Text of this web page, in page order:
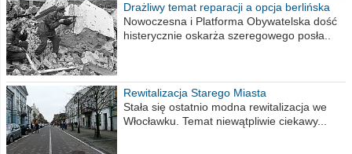
Drażliwy temat reparacji a opcja berlińska
Nowoczesna i Platforma Obywatelska dość
histerycznie oskarża szeregowego posła..
Rewitalizacja Starego Miasta
Stała się ostatnio modna rewitalizacja we
Włocławku. Temat niewątpliwie ciekawy...